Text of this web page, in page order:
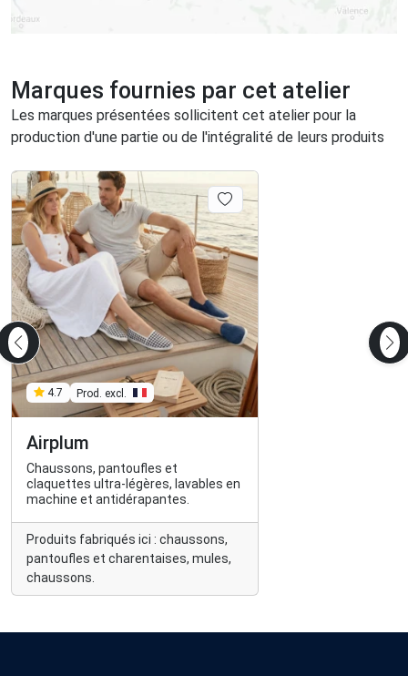
Marques fournies par cet atelier
Les marques présentées sollicitent cet atelier pour la
production d'une partie ou de l'intégralité de leurs produits
4.7 Prod. excl.
Airplum
Chaussons, pantoufles et
claquettes ultra-légères, lavables en
machine et antidérapantes.
Produits fabriqués ici : chaussons,
pantoufles et charentaises, mules,
chaussons.